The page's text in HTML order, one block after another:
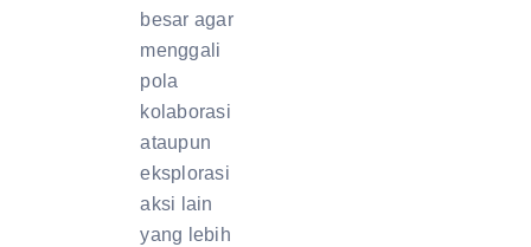
besar agar
menggali
pola
kolaborasi
ataupun
eksplorasi
aksi lain
yang lebih